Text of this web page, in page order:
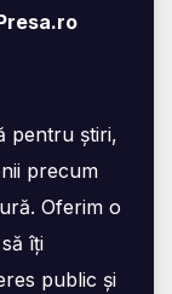
pentru știri,
precum
Oferim o
îți
public și